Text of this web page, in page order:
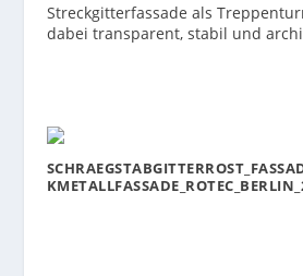
Streckgitterfassade als
dabei transparent, stabil und